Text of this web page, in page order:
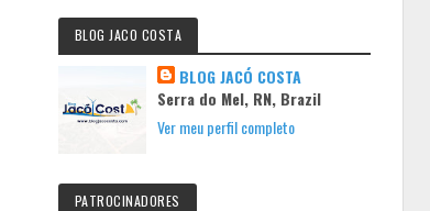
BLOG JACO COSTA
BLOG JACÓ COSTA
Serra do Mel, RN, Brazil
Ver meu perfil completo
PATROCINADORES